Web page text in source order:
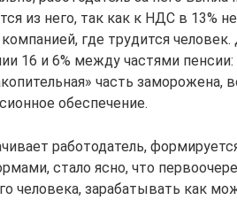
из него, так как к НДС в 13%
где трудится человек.
16 и 6% между частями пенсии:
часть заморожена,
обеспечение.
работодатель,
стало ясно, что
человека, зарабатывать как